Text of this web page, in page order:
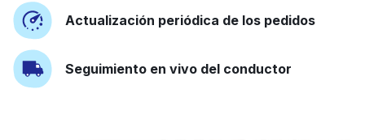
Actualización periódica de los pedidos
Seguimiento en vivo del conductor